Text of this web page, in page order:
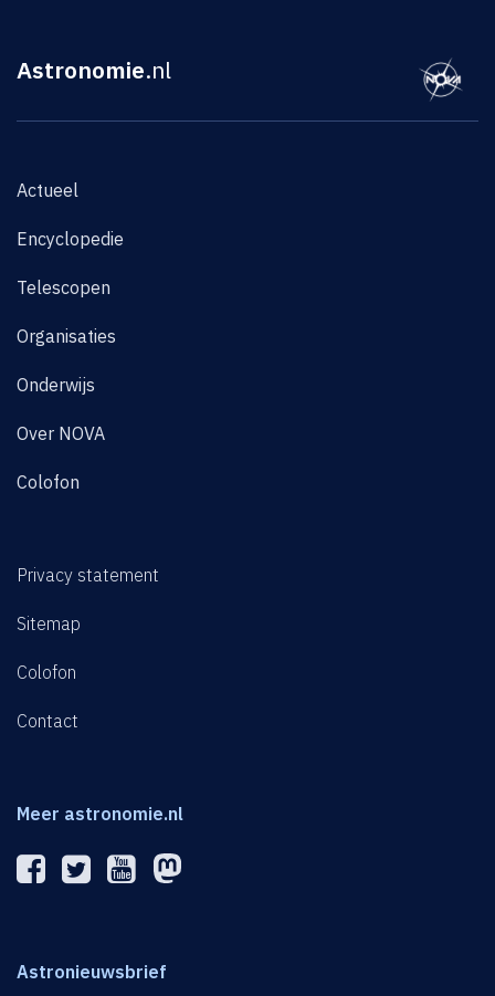
Astronomie.nl
Actueel
Encyclopedie
Telescopen
Organisaties
Onderwijs
Over NOVA
Colofon
Privacy statement
Sitemap
Colofon
Contact
Meer astronomie.nl
Astronieuwsbrief